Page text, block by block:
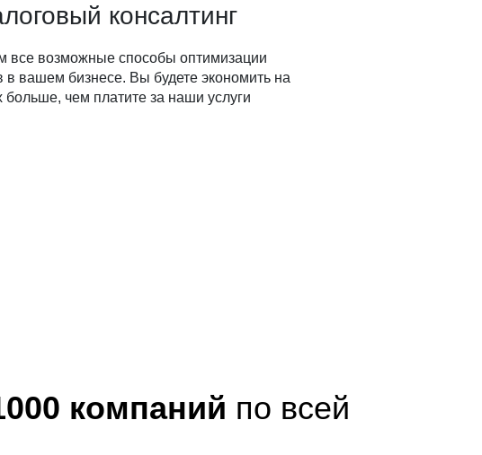
консалтинг
все возможные способы оптимизации
в вашем бизнесе. Вы будете экономить на
больше, чем платите за наши услуги
компаний по всей